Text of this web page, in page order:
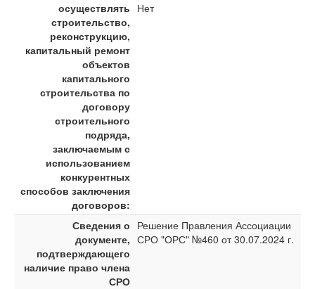
осуществлять
строительство,
реконструкцию,
капитальный ремонт
объектов
капитального
строительства по
договору
строительного
подряда,
заключаемым с
использованием
конкурентных
способов заключения
договоров:
Нет
Сведения о
документе,
подтверждающего
наличие право члена
СРО
Решение Правления Ассоциации
СРО "ОРС" №460 от 30.07.2024 г.